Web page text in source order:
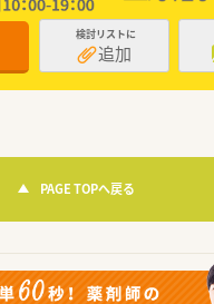
検討リストに
追加
PAGE TOPへ戻る